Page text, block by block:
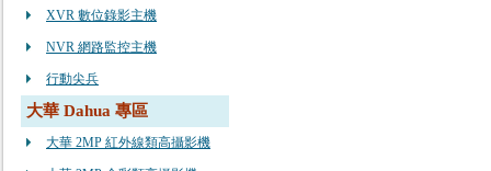
XVR 數位錄影主機
NVR 網路監控主機
行動尖兵
大華 Dahua 專區
大華 2MP 紅外線類高攝影機